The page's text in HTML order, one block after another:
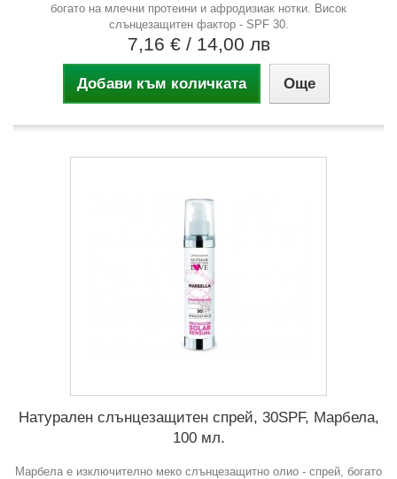
богато на млечни протеини и афродизиак нотки. Висок
слънцезащитен фактор - SPF 30.
7,16 € / 14,00 лв
Добави към количката Още
Натурален слънцезащитен спрей, 30SPF, Марбела,
100 мл.
Марбела е изключително меко слънцезащитно олио - спрей, богато